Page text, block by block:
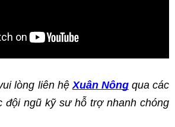
lòng liên hệ Xuân Nông qua các
đội ngũ kỹ sư hỗ trợ nhanh chóng